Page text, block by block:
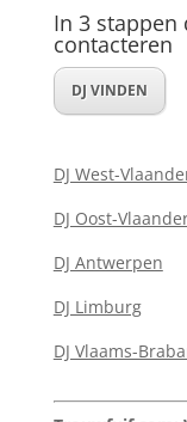
In 3 stappen
contacteren
DJ VINDEN
DJ West-
DJ Oost-
DJ Antwerpen
DJ Limburg
DJ Vlaams-